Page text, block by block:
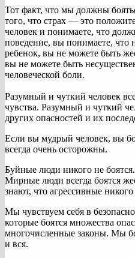
Тот факт, что мы должны
того, что страх — это
человек и понимаете, что
поведение, вы понимаете, что
ребенок, вы не можете быть
вы не можете быть
человеческой боли.
Разумный и чуткий человек
чувства. Разумный и чуткий
других опасностей и их
Если вы мудрый человек, вы
всегда очень осторожны.
Буйные люди никого не
Мирные люди всегда боятся
знают, что агрессивные
Мы чувствуем себя в
которые боятся множества
многочисленные законы. Мы
и вся.